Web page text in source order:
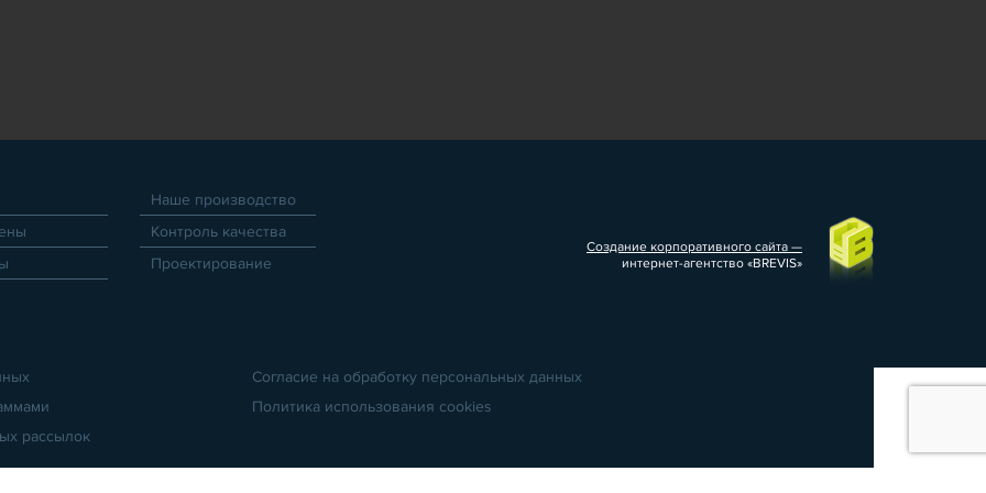
Наше производство
Контроль качества
Проектирование
Создание корпоративного сайта —
интернет-агентство «BREVIS»
Согласие на обработку персональных данных
Политика использования cookies
рассылок